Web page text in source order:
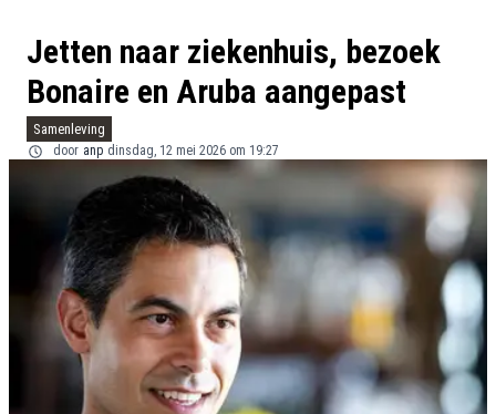
Jetten naar ziekenhuis, bezoek
Bonaire en Aruba aangepast
Samenleving
door anp dinsdag, 12 mei 2026 om 19:27